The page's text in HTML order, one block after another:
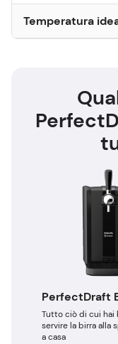
Temperatura
PerfectDraft
Tutto ciò di cui hai
servire la birra alla
a casa